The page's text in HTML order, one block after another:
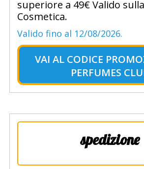
superiore a 49€ Valido
Cosmetica.
Valido fino al 12/08/2026.
VAI AL CODICE
PERFUMES
spedizione